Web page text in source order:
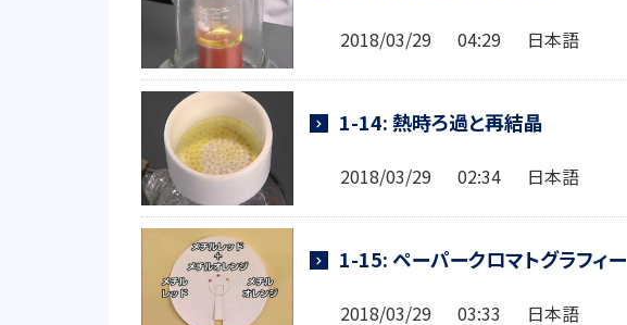
2018/03/29 04:29 日本語
1-14: 熱時ろ過と再結晶
2018/03/29 02:34 日本語
1-15: ペーパークロマトグラフィー
2018/03/29 03:33 日本語